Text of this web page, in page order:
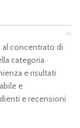
al concentrato di
categoria
e risultati
e
e recensioni